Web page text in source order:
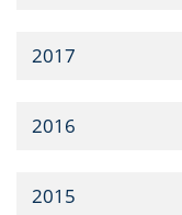
2017
2016
2015